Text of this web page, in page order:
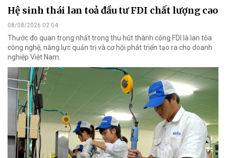
Hệ sinh thái lan toả đầu tư FDI chất lượng cao
08/08/2026 02:04
Thước đo quan trọng nhất trong thu hút thành công FDI là lan tỏa
công nghệ, năng lực quản trị và cơ hội phát triển tạo ra cho doanh
nghiệp Việt Nam.